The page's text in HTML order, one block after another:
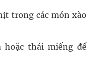
trong các món xào
hoặc thái miếng để